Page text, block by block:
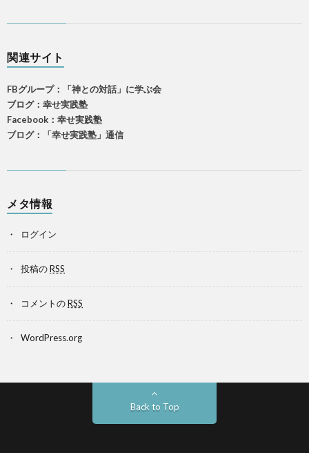
関連サイト
FBグループ：「神との対話」に学ぶ会
ブログ：幸せ実践塾
Facebook：幸せ実践塾
ブログ：「幸せ実践塾」通信
メタ情報
ログイン
投稿のRSS
コメントのRSS
WordPress.org
Back to Top